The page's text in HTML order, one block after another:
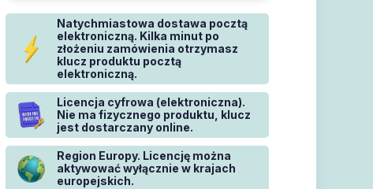
Natychmiastowa dostawa pocztą
elektroniczną. Kilka minut po
złożeniu zamówienia otrzymasz
klucz produktu pocztą
elektroniczną.
Licencja cyfrowa (elektroniczna).
Nie ma fizycznego produktu, klucz
jest dostarczany online.
Region Europy. Licencję można
aktywować wyłącznie w krajach
europejskich.